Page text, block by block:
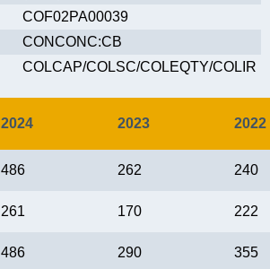
COF02PA00039
CONCONC:CB
COLCAP/COLSC/COLEQTY/COLIR
2024 2023 2022
486 262 240
261 170 222
486 290 355